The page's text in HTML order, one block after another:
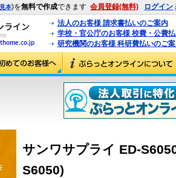
見本)を無料で作成できます 会員登録(無料) ログイン
法人のお客様 請求書払いのご案内
学校・官公庁のお客様 校費・公費
研究機関のお客様 科研費払いのご
サンワサプライ ED-
S6050)